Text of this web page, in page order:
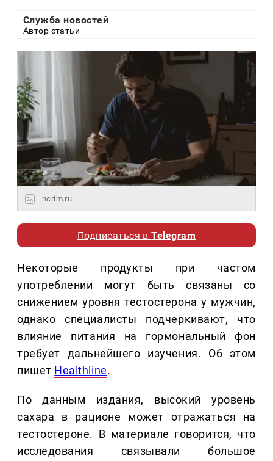
Служба новостей
Автор статьи
ncrim.ru
Подписаться вTelegram
Некоторые продукты при частом
употреблении могут быть связаны со
снижением уровня тестостерона у мужчин,
однако специалисты подчеркивают, что
влияние питания на гормональный фон
требует дальнейшего изучения. Об этом
пишет Healthline.
По данным издания, высокий уровень
сахара в рационе может отражаться на
тестостероне. В материале говорится, что
исследования связывали большое